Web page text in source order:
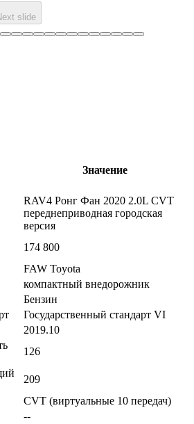
slide
Значение
RAV4 Ронг Фан 2020 2.0L CVT
переднеприводная городская
версия
174 800
FAW Toyota
компактный внедорожник
Бензин
Государственный стандарт VI
2019.10
126
209
CVT (виртуальные 10 передач)
--